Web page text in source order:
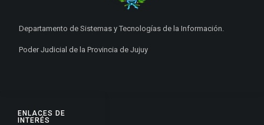
ENLACES DE
INTERÉS
Departamento de Sistemas y Tecnologías de la Información.
Poder Judicial de la Provincia de Jujuy